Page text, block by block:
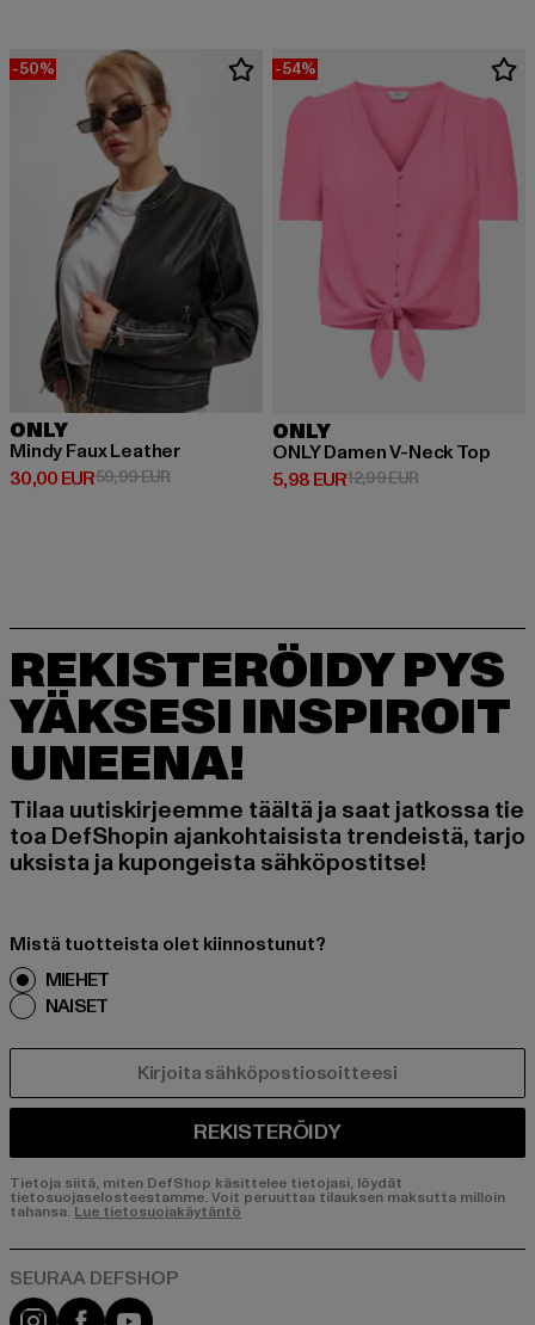
-50%
ONLY
Mindy Faux Leather
30,00 EUR
Ajankohtainen hinta: 30,00 EUR
59,99 EURKampanjahinta: 59,99 EUR
-54%
ONLY
ONLY Damen V-Neck Top
5,98 EUR
Ajankohtainen hinta: 5,98 EUR
12,99 EURKampanjahinta:
REKISTERÖIDY PYS
YÄKSESI INSPIROIT
UNEENA!
Tilaa uutiskirjeemme täältä ja saat jatkossa tie
toa DefShopin ajankohtaisista trendeistä, tarjo
uksista ja kupongeista sähköpostitse!
Mistä tuotteista olet kiinnostunut?
MIEHET
NAISET
REKISTERÖIDY
Tietoja siitä, miten DefShop käsittelee tietojasi, löydät
tietosuojaselosteestamme. Voit peruuttaa tilauksen maksutta milloin
tahansa. Lue tietosuojakäytäntö
Visit our Instagram page:
Visit our Facebook page:
Visit our YouTube channel: